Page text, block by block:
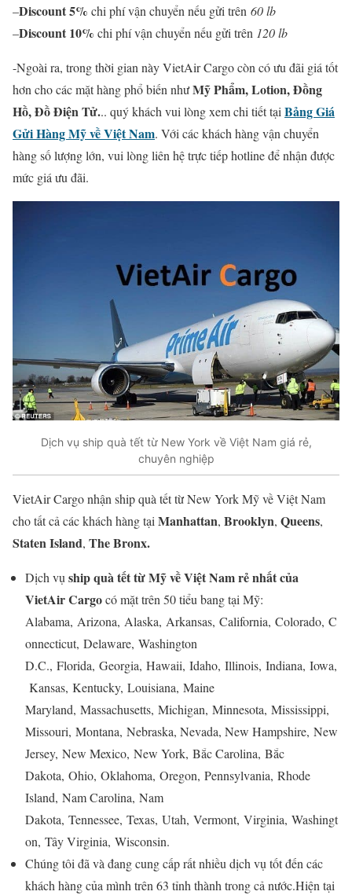
–Discount 5% chi phí vận chuyển nếu gửi trên 60 lb
–Discount 10% chi phí vận chuyển nếu gửi trên 120 lb
-Ngoài ra, trong thời gian này VietAir Cargo còn có ưu đãi giá tốt
hơn cho các mặt hàng phổ biến nhưMỹ Phẩm, Lotion, Đồng
Hồ, Đồ Điện Tử... quý khách vui lòng xem chi tiết tạiBảng Giá
Gửi Hàng Mỹ về Việt Nam. Với các khách hàng vận chuyển
hàng số lượng lớn, vui lòng liên hệ trực tiếp hotline để nhận được
mức giá ưu đãi.
Dịch vụ ship quà tết từ New York về Việt Nam giá rẻ,
chuyên nghiệp
VietAir Cargo nhận ship quà tết từ New York Mỹ về Việt Nam
cho tất cả các khách hàng tạiManhattan, Brooklyn, Queens,
Staten Island, The Bronx.
Dịch vụshipquà tết từ Mỹ về Việt Nam rẻ nhất của
VietAir Cargocó mặt trên 50 tiểu bang tại Mỹ:
Alabama, Arizona, Alaska, Arkansas, California, Colorado, C
onnecticut, Delaware, Washington
D.C., Florida, Georgia, Hawaii, Idaho, Illinois, Indiana, Iowa,
Kansas, Kentucky, Louisiana, Maine
Maryland, Massachusetts, Michigan, Minnesota, Mississippi,
Missouri, Montana, Nebraska, Nevada, New Hampshire, New
Jersey, New Mexico, New York, Bắc Carolina, Bắc
Dakota, Ohio, Oklahoma, Oregon, Pennsylvania, Rhode
Island, Nam Carolina, Nam
Dakota, Tennessee, Texas, Utah, Vermont, Virginia, Washingt
on, Tây Virginia, Wisconsin.
Chúng tôi đã và đang cung cấp rất nhiều dịch vụ tốt đến các
khách hàng của mình trên 63 tỉnh thành trong cả nước.Hiện tại